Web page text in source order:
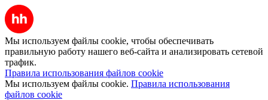
Мы используем файлы cookie, чтобы обеспечивать
правильную работу нашего веб-сайта и анализировать сетевой
трафик.
Правила использования файлов cookie
Мы используем файлы cookie. Правила использования
файлов cookie